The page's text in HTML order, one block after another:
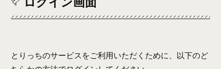
とりっちのサービスをご利用いただくために、以下のど